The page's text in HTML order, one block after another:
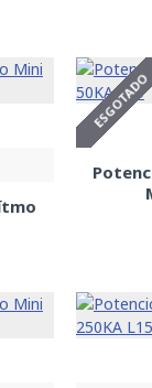
ESGOTADO